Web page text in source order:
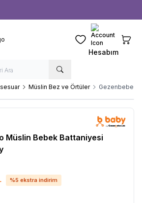
Favorilerim
Hesabım
Müslin Bez ve Örtüler Gezenbebe
Müslin Bebek Battaniyesi
%5 ekstra indirim